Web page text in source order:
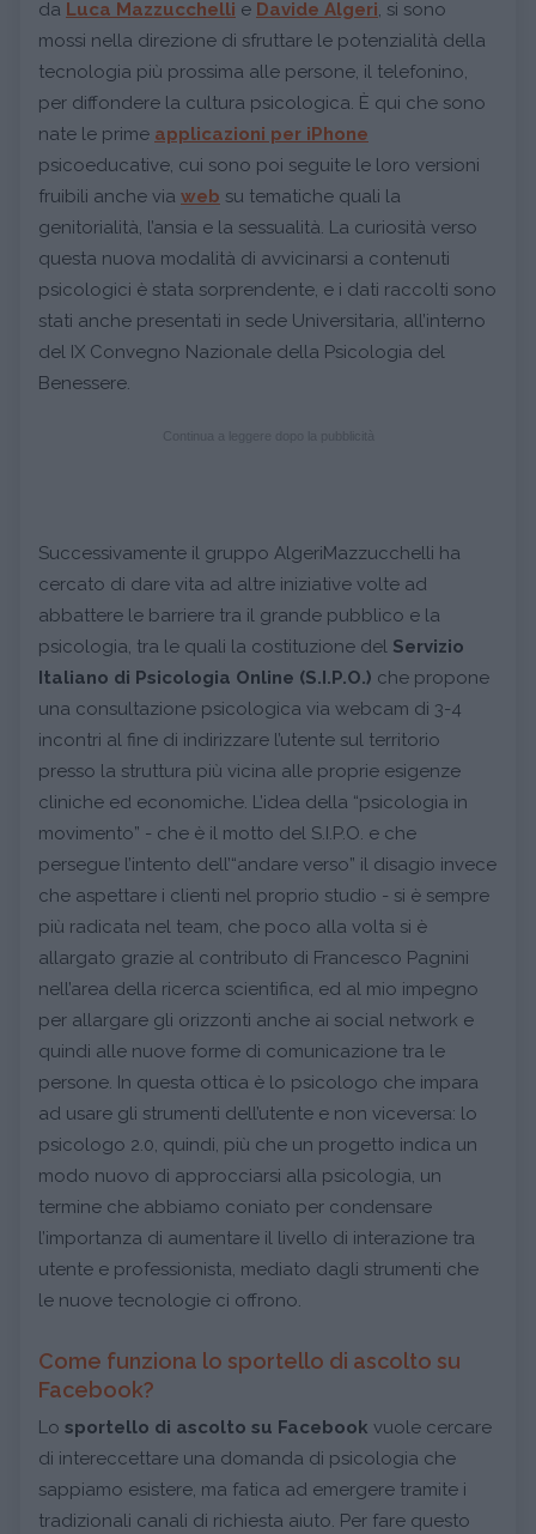
da Luca Mazzucchelli e Davide Algeri, si sono
mossi nella direzione di sfruttare le potenzialità della
tecnologia più prossima alle persone, il telefonino,
per diffondere la cultura psicologica. È qui che sono
nate le prime applicazioni per iPhone
psicoeducative, cui sono poi seguite le loro versioni
fruibili anche via web su tematiche quali la
genitorialità, l’ansia e la sessualità. La curiosità verso
questa nuova modalità di avvicinarsi a contenuti
psicologici è stata sorprendente, e i dati raccolti sono
stati anche presentati in sede Universitaria, all’interno
del IX Convegno Nazionale della Psicologia del
Benessere.
Successivamente il gruppo AlgeriMazzucchelli ha
cercato di dare vita ad altre iniziative volte ad
abbattere le barriere tra il grande pubblico e la
psicologia, tra le quali la costituzione del Servizio
Italiano di Psicologia Online (S.I.P.O.) che propone
una consultazione psicologica via webcam di 3-4
incontri al fine di indirizzare l’utente sul territorio
presso la struttura più vicina alle proprie esigenze
cliniche ed economiche. L’idea della “psicologia in
movimento” - che è il motto del S.I.P.O. e che
persegue l’intento dell’“andare verso” il disagio invece
che aspettare i clienti nel proprio studio - si è sempre
più radicata nel team, che poco alla volta si è
allargato grazie al contributo di Francesco Pagnini
nell’area della ricerca scientifica, ed al mio impegno
per allargare gli orizzonti anche ai social network e
quindi alle nuove forme di comunicazione tra le
persone. In questa ottica è lo psicologo che impara
ad usare gli strumenti dell’utente e non viceversa: lo
psicologo 2.0, quindi, più che un progetto indica un
modo nuovo di approcciarsi alla psicologia, un
termine che abbiamo coniato per condensare
l’importanza di aumentare il livello di interazione tra
utente e professionista, mediato dagli strumenti che
le nuove tecnologie ci offrono.
Come funziona lo sportello di ascolto su
Facebook?
Lo sportello di ascolto su Facebook vuole cercare
di intereccettare una domanda di psicologia che
sappiamo esistere, ma fatica ad emergere tramite i
tradizionali canali di richiesta aiuto. Per fare questo